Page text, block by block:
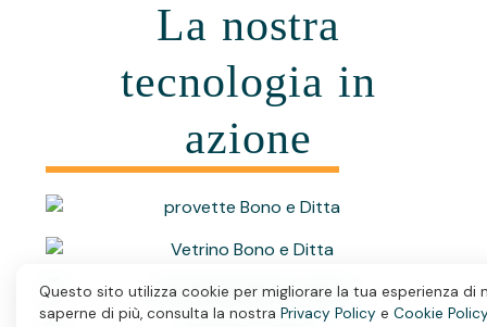
Questo sito utilizza cookie per migliorare la tua esperienza di
saperne di più, consulta la nostra Privacy Policy e Cookie Policy
La nostra
tecnologia in
azione